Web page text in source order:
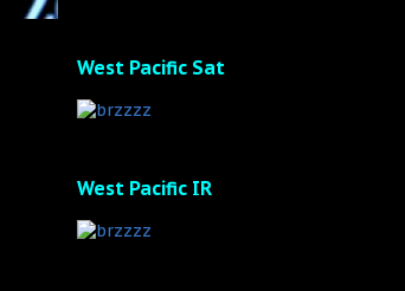
West Pacific Sat
West Pacific IR